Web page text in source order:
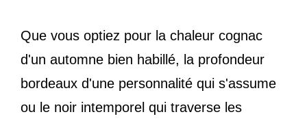
Que vous optiez pour la chaleur cognac
d'un automne bien habillé, la profondeur
bordeaux d'une personnalité qui s'assume
ou le noir intemporel qui traverse les